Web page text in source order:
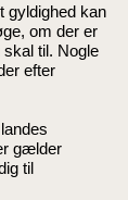
gyldighed kan
om der er
til. Nogle
efter
gælder
til